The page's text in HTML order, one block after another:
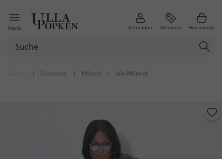
Menü Anmelden Aktionen Warenkorb
| Startseite | Mäntel | alle Mäntel